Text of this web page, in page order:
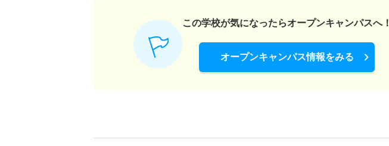
この学校が気になったらオープンキャンパスへ！
オープンキャンパス情報をみる